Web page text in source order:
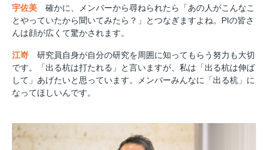
宇佐美 確かに、メンバーから尋ねられたら「あの人がこんなこ
とやっていたから聞いてみたら？」とつなぎますよね。PIの皆さ
んは顔が広くて驚かされます。
江嵜 研究員自身が自分の研究を周囲に知ってもらう努力も大切
です。「出る杭は打たれる」と言いますが、私は「出る杭は伸ば
して」あげたいと思っています。メンバーみんなに「出る杭」に
なってほしいんです。